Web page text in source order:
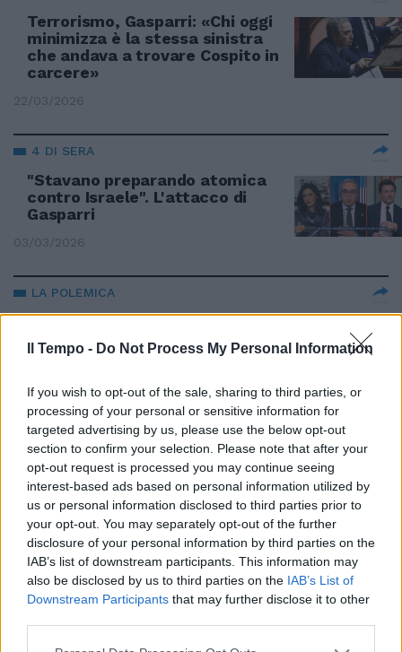
Il Tempo - Do Not Process My Personal Information
If you wish to opt-out of the sale, sharing to third parties, or
processing of your personal or sensitive information for
targeted advertising by us, please use the below opt-out
section to confirm your selection. Please note that after your
opt-out request is processed you may continue seeing
interest-based ads based on personal information utilized by
us or personal information disclosed to third parties prior to
your opt-out. You may separately opt-out of the further
disclosure of your personal information by third parties on the
IAB’s list of downstream participants. This information may
also be disclosed by us to third parties on the IAB’s List of
Downstream Participants that may further disclose it to other
Terrorismo, Gasparri: «Chi oggi
minimizza è la stessa sinistra
che andava a trovare Cospito in
carcere»
22/03/2026
4 DI SERA
"Stavano preparando atomica
contro Israele". L'attacco di
Gasparri
03/03/2026
LA POLEMICA
Bufera per la richiesta del Csm:
vogliono un aumento degli
stipendi
L'INTERVISTA
"Io sto con Gratteri e Di Matteo".
Referendum giustizia, la
promessa di Gasparri
18/02/2026
LIBERI TUTTI
Scarcerazioni e domiciliari dopo
le violenze a Torino. Il